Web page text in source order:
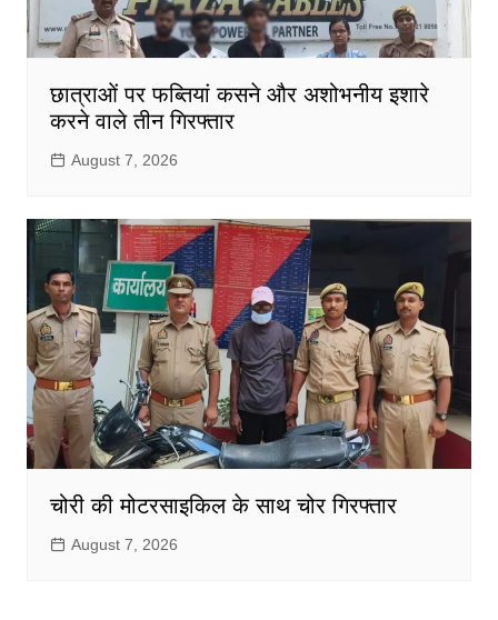
छात्राओं पर फब्तियां कसने और अशोभनीय इशारे
करने वाले तीन गिरफ्तार
August 7, 2026
चोरी की मोटरसाइकिल के साथ चोर गिरफ्तार
August 7, 2026